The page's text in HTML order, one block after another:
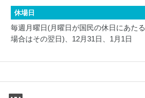
休場日
毎週月曜日(月曜日が国民の休日にあたる
場合はその翌日)、12月31日、1月1日